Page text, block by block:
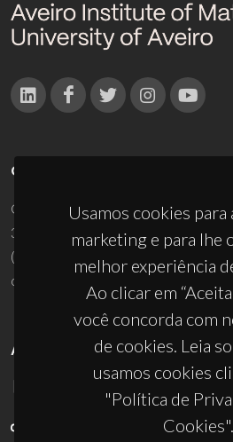
Usamos cookies para
marketing e para lhe
melhor experiência
Ao clicar em
você concorda com
de cookies. Leia
usamos cookies
"Política de
Cookies".
CONTACTOS
Campus Universitário de Santiago
3810-193 Aveiro - Portugal
(+351) 234 370 200
ciceco@ua.pt
APOIOS